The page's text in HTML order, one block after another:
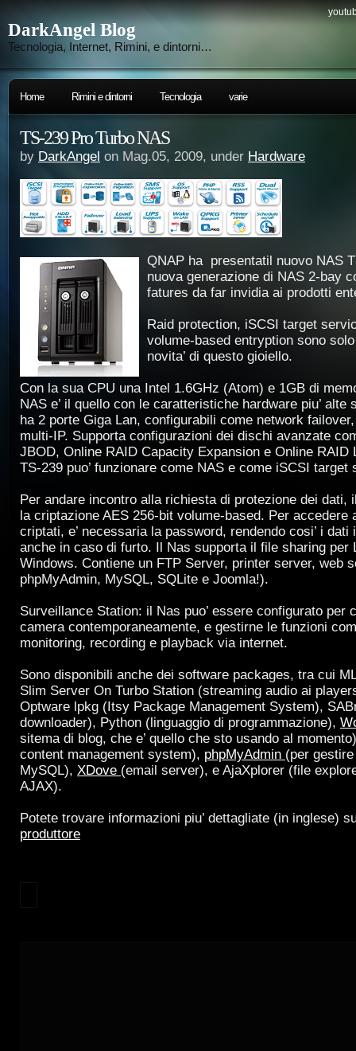
DarkAngel Blog
Tecnologia, Internet, Rimini, e dintorni…
Home Rimini e dintorni Tecnologia varie
TS-239 Pro Turbo NAS
by DarkAngel on Mag.05, 2009, under Hardware
QNAP ha presentatil nuovo NAS
nuova generazione di NAS 2-bay
fatures da far invidia ai prodotti
Raid protection, iSCSI target
volume-based entryption sono
novita’ di questo gioiello.
Con la sua CPU una Intel 1.6GHz (Atom) e 1GB di
NAS e’ il quello con le caratteristiche hardware piu’ alte
ha 2 porte Giga Lan, configurabili come network
multi-IP. Supporta configurazioni dei dischi avanzate
JBOD, Online RAID Capacity Expansion e Online RAID
TS-239 puo’ funzionare come NAS e come iSCSI target
Per andare incontro alla richiesta di protezione dei dati,
la criptazione AES 256-bit volume-based. Per accedere
criptati, e’ necessaria la password, rendendo cosi’ i dati
anche in caso di furto. Il Nas supporta il file sharing per
Windows. Contiene un FTP Server, printer server, web
phpMyAdmin, MySQL, SQLite e Joomla!).
Surveillance Station: il Nas puo’ essere configurato per
camera contemporaneamente, e gestirne le funzioni
monitoring, recording e playback via internet.
Sono disponibili anche dei software packages, tra cui
Slim Server On Turbo Station (streaming audio ai
Optware lpkg (Itsy Package Management System),
downloader), Python (linguaggio di programmazione),
sitema di blog, che e’ quello che sto usando al
content management system), phpMyAdmin (per
MySQL), XDove (email server), e AjaXplorer (file
AJAX).
Potete trovare informazioni piu’ dettagliate (in inglese)
produttore